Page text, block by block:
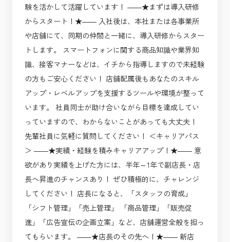
験を活かして活躍しています！ ――★まずは導入研修
からスタート！★―― 入社後は、本社または各事業所
や店舗にて、同期の仲間と一緒に、導入研修からスター
トします。 スマートフォンに関する商品知識や業界知
識、接客マナーなどは、イチから指導しますので未経験
の方もご安心ください！ 店舗配属後もあなたのスキル
アップ・レベルアップを支援するツールや環境が整って
います。 社員同士が助け合いながら目標を達成してい
っていますので、わからないことがあっても大丈夫！
先輩社員に気軽に質問してください！ ＜キャリアパス
＞ ――★実績・経験を積みキャリアアップ！★―― 意
欲があり実績を上げた方には、半年～1年で副店長・店
長へ昇進のチャンスあり！ ぜひ積極的に、チャレンジ
してください！ 店長になると、「スタッフの育成」
「シフト管理」「売上管理」 「商品管理」「販売促
進」「広告宣伝の企画立案」など、店舗運営全般を担っ
てもらいます。 ――★店長のその先へ！★―― 新店